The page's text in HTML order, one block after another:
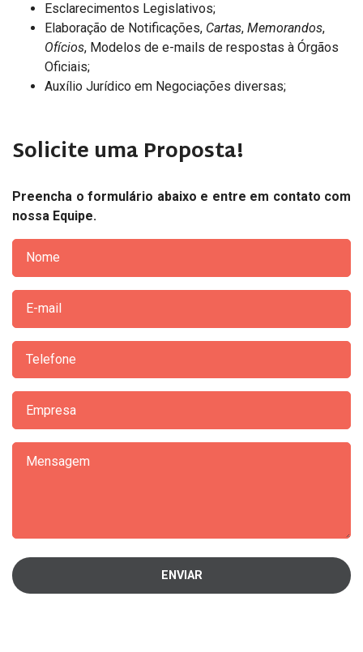
Esclarecimentos Legislativos;
Elaboração de Notificações, Cartas, Memorandos,
Ofícios, Modelos de e-mails de respostas à Órgãos
Oficiais;
Auxílio Jurídico em Negociações diversas;
Solicite uma Proposta!
Preencha o formulário abaixo e entre em contato com
nossa Equipe.